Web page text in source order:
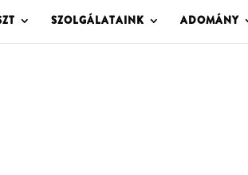
SZOLGÁLATAINK ADOMÁNY